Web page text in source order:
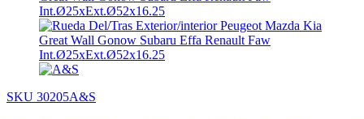
SKU 30205A&S